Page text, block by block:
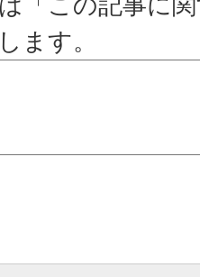
ます。